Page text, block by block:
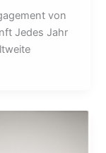
von
Jedes Jahr